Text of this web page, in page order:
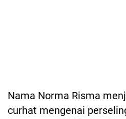
Nama Norma Risma
curhat mengenai